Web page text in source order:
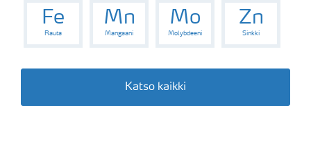
Fe
Rauta
Mn
Mangaani
Mo
Molybdeeni
Zn
Sinkki
Katso kaikki